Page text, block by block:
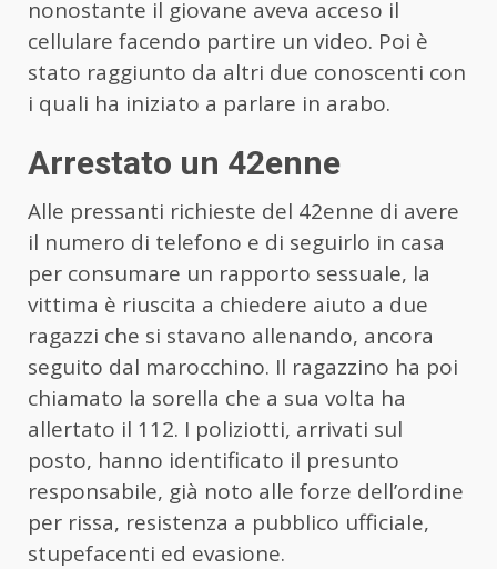
nonostante il giovane aveva acceso il
cellulare facendo partire un video. Poi è
stato raggiunto da altri due conoscenti con
i quali ha iniziato a parlare in arabo.
Arrestato un 42enne
Alle pressanti richieste del 42enne di avere
il numero di telefono e di seguirlo in casa
per consumare un rapporto sessuale, la
vittima è riuscita a chiedere aiuto a due
ragazzi che si stavano allenando, ancora
seguito dal marocchino. Il ragazzino ha poi
chiamato la sorella che a sua volta ha
allertato il 112. I poliziotti, arrivati sul
posto, hanno identificato il presunto
responsabile, già noto alle forze dell’ordine
per rissa, resistenza a pubblico ufficiale,
stupefacenti ed evasione.